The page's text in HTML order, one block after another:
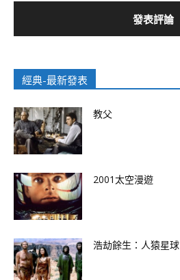
經典-最新發表
教父
2001太空漫遊
浩劫餘生：人猿星球